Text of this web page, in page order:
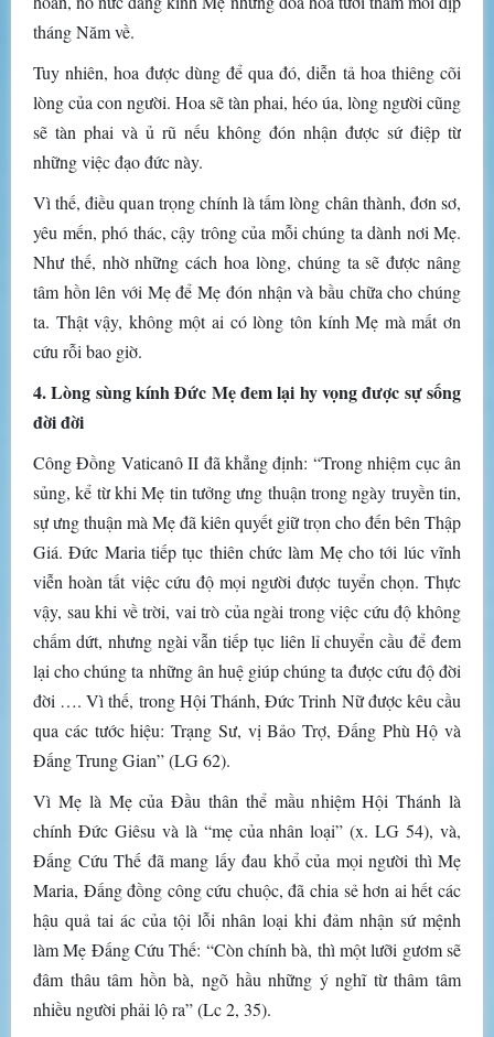
tháng Năm về.
Tuy nhiên, hoa được dùng để qua đó, diễn tả hoa thiêng cõi
lòng của con người. Hoa sẽ tàn phai, héo úa, lòng người cũng
sẽ tàn phai và ủ rũ nếu không đón nhận được sứ điệp từ
những việc đạo đức này.
Vì thế, điều quan trọng chính là tấm lòng chân thành, đơn sơ,
yêu mến, phó thác, cậy trông của mỗi chúng ta dành nơi Mẹ.
Như thế, nhờ những cách hoa lòng, chúng ta sẽ được nâng
tâm hồn lên với Mẹ để Mẹ đón nhận và bầu chữa cho chúng
ta. Thật vậy, không một ai có lòng tôn kính Mẹ mà mất ơn
cứu rỗi bao giờ.
4. Lòng sùng kính Đức Mẹ đem lại hy vọng được sự sống
đời đời
Công Đồng Vaticanô II đã khẳng định: “Trong nhiệm cục ân
sủng, kể từ khi Mẹ tin tưởng ưng thuận trong ngày truyền tin,
sự ưng thuận mà Mẹ đã kiên quyết giữ trọn cho đến bên Thập
Giá. Đức Maria tiếp tục thiên chức làm Mẹ cho tới lúc vĩnh
viễn hoàn tất việc cứu độ mọi người được tuyển chọn. Thực
vậy, sau khi về trời, vai trò của ngài trong việc cứu độ không
chấm dứt, nhưng ngài vẫn tiếp tục liên lỉ chuyển cầu để đem
lại cho chúng ta những ân huệ giúp chúng ta được cứu độ đời
đời …. Vì thế, trong Hội Thánh, Đức Trinh Nữ được kêu cầu
qua các tước hiệu: Trạng Sư, vị Bảo Trợ, Đấng Phù Hộ và
Đấng Trung Gian” (LG 62).
Vì Mẹ là Mẹ của Đầu thân thể mầu nhiệm Hội Thánh là
chính Đức Giêsu và là “mẹ của nhân loại” (x. LG 54), và,
Đấng Cứu Thế đã mang lấy đau khổ của mọi người thì Mẹ
Maria, Đấng đồng công cứu chuộc, đã chia sẻ hơn ai hết các
hậu quả tai ác của tội lỗi nhân loại khi đảm nhận sứ mệnh
làm Mẹ Đấng Cứu Thế: “Còn chính bà, thì một lưỡi gươm sẽ
đâm thâu tâm hồn bà, ngõ hầu những ý nghĩ từ thâm tâm
nhiều người phải lộ ra” (Lc 2, 35).